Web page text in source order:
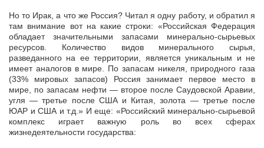
Но то Ирак, а что же Россия? Читал я одну работу, и обратил я
там внимание вот на какие строки: «Российская Федерация
обладает значительными запасами минерально-сырьевых
ресурсов. Количество видов минерального сырья,
разведанного на ее территории, является уникальным и не
имеет аналогов в мире. По запасам никеля, природного газа
(33% мировых запасов) Россия занимает первое место в
мире, по запасам нефти — второе после Саудовской Аравии,
угля — третье после США и Китая, золота — третье после
ЮАР и США и т.д.» И еще: «Российский минерально-сырьевой
комплекс играет важную роль во всех сферах
жизнедеятельности государства: